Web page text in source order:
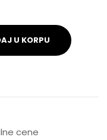
U KORPU
cene